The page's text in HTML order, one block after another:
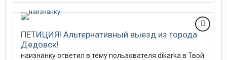
ПЕТИЦИЯ! Альтернативный выезд из города
Дедовск!
наизнанкуответил в тему пользователя dikarka в Твой